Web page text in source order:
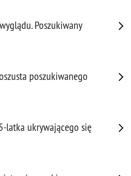
Poszukiwany
poszukiwanego
latka ukrywającego się